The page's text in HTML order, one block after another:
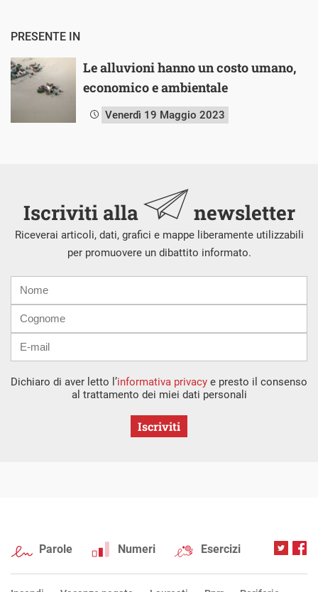
PRESENTE IN
Le alluvioni hanno un costo umano,
economico e ambientale
Venerdì 19 Maggio 2023
Iscriviti alla newsletter
Riceverai articoli, dati, grafici e mappe liberamente utilizzabili
per promuovere un dibattito informato.
mail
Dichiaro di aver letto l’informativa privacy e presto il consenso
al trattamento dei miei dati personali
Iscriviti
Parole Numeri Esercizi